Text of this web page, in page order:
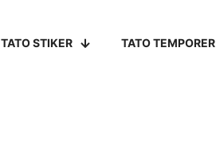
TATO STIKER TATO TEMPORER